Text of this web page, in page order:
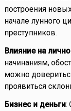
построения
начале лунного
преступников.
Влияние на
начинаниям,
можно
проявиться
Бизнес и деньги: